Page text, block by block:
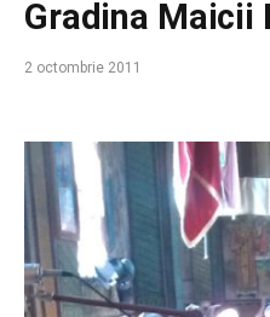
Gradina Maicii
2 octombrie 2011